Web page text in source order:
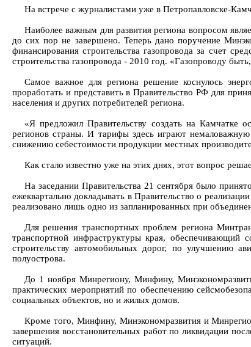
На встрече с журналистами уже в Петропавловске-
Наиболее важным для развития региона вопросом
до сих пор не завершено. Теперь дано поручение
финансирования строительства газопровода за счет
строительства газопровода - 2010 год. «Газопроводу
Самое важное для региона решение коснулось
проработать и представить в Правительство РФ для
населения и других потребителей региона.
«Я предложил Правительству создать на Камчатке
регионов страны. И тарифы здесь играют
снижению себестоимости продукции местных
Как стало известно уже на этих днях, этот вопрос
На заседании Правительства 21 сентября было
ежеквартально докладывать в Правительство о
реализовано лишь одно из запланированных при
Для решения транспортных проблем региона
транспортной инфраструктуры края,
строительству автомобильных дорог, по улучшению
полуострова.
До 1 ноября Минрегиону, Минфину,
практических мероприятий по обеспечению
социальных объектов, но и жилых домов.
Кроме того, Минфину, Минэкономразвития и
завершения восстановительных работ по ликвидации
ситуаций.